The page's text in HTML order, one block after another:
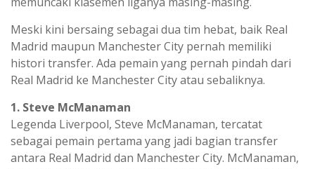
Meski kini bersaing sebagai dua tim hebat, baik Real
Madrid maupun Manchester City pernah memiliki
histori transfer. Ada pemain yang pernah pindah dari
Real Madrid ke Manchester City atau sebaliknya.
1. Steve McManaman
Legenda Liverpool, Steve McManaman, tercatat
sebagai pemain pertama yang jadi bagian transfer
antara Real Madrid dan Manchester City. McManaman,